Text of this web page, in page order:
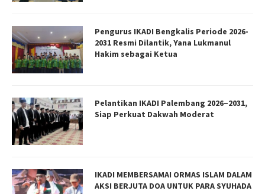
Pengurus IKADI Bengkalis Periode 2026-
2031 Resmi Dilantik, Yana Lukmanul
Hakim sebagai Ketua
Pelantikan IKADI Palembang 2026–2031,
Siap Perkuat Dakwah Moderat
IKADI MEMBERSAMAI ORMAS ISLAM DALAM
AKSI BERJUTA DOA UNTUK PARA SYUHADA